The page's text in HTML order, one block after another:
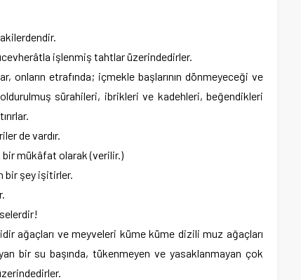
işlenmiş tahtlar üzerindedirler.
onların etrafında; içmekle başlarının dönmeyeceği ve
sürahileri, ibrikleri ve kadehleri, beğendikleri
de vardır.
bir mükâfat olarak (verilir.)
bir şey işitirler.
ağaçları ve meyveleri küme küme dizili muz ağaçları
bir su başında, tükenmeyen ve yasaklanmayan çok